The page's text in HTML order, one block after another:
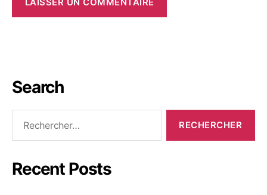
Search
Recent Posts